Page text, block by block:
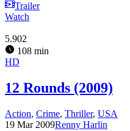
Trailer
Watch
5.902
108 min
HD
12 Rounds (2009)
Action, Crime, Thriller, USA
19 Mar 2009Renny Harlin